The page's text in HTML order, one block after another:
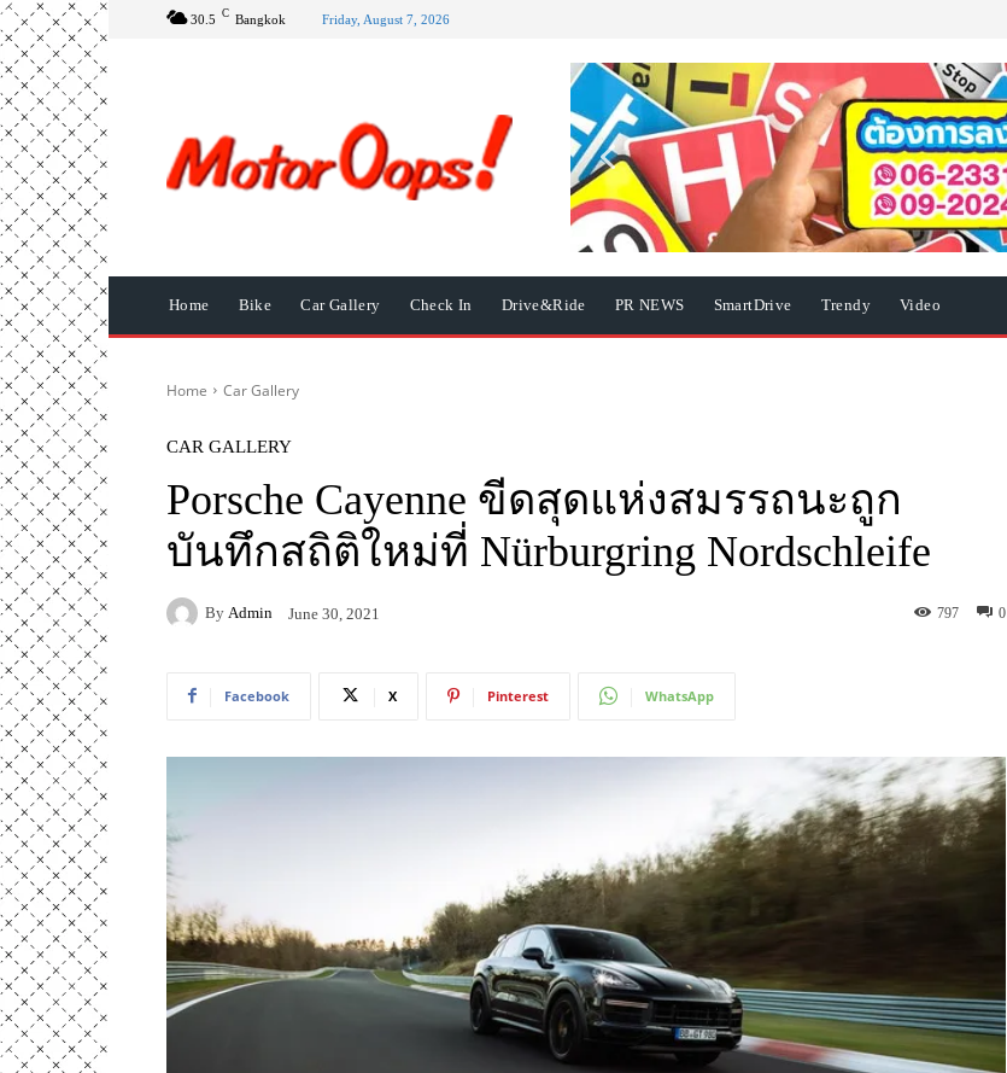
30.5 C Bangkok Friday, August 7, 2026
Home Bike Car Gallery Check In Drive&Ride PR NEWS SmartDrive Trendy Video
Home Car Gallery
CAR GALLERY
Porsche Cayenne ขีดสุดแห่งสมรรถนะถูก
บันทึกสถิติใหม่ที่ Nürburgring Nordschleife
By Admin June 30, 2021 0
797
Facebook X Pinterest WhatsApp